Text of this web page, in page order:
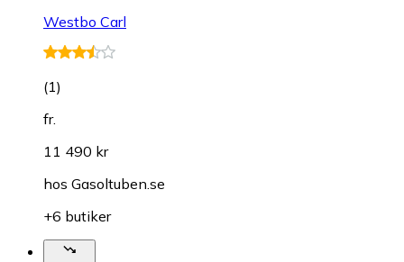
Westbo Carl
(1)
fr.
11 490 kr
hos Gasoltuben.se
+6 butiker